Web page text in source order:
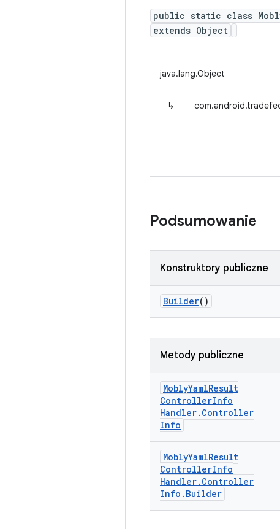
public static class
extends Object
java.lang.Object
↳
Podsumowanie
Konstruktory publiczne
Builder()
Metody publiczne
MoblyYamlResult
ControllerInfo
Handler. Controller
Info
MoblyYamlResult
ControllerInfo
Handler. Controller
Info . Builder